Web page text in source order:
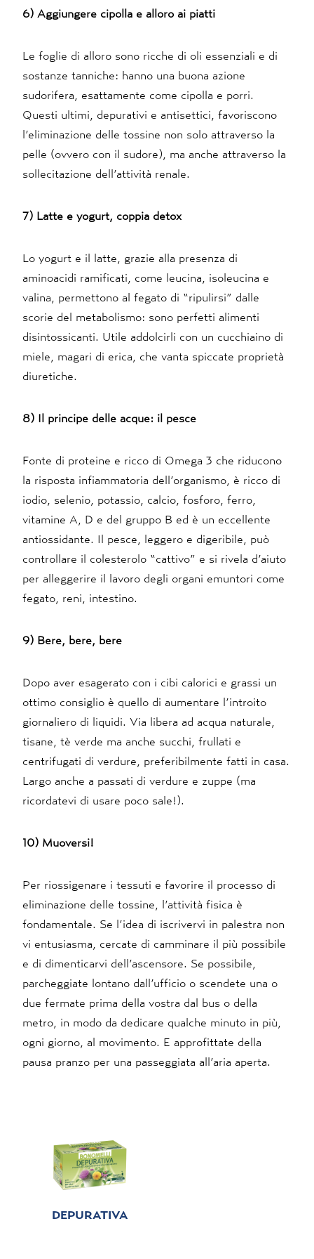
6) Aggiungere cipolla e alloro ai piatti
Le foglie di alloro sono ricche di oli essenziali e di
sostanze tanniche: hanno una buona azione
sudorifera, esattamente come cipolla e porri.
Questi ultimi, depurativi e antisettici, favoriscono
l’eliminazione delle tossine non solo attraverso la
pelle (ovvero con il sudore), ma anche attraverso la
sollecitazione dell’attività renale.
7) Latte e yogurt, coppia detox
Lo yogurt e il latte, grazie alla presenza di
aminoacidi ramificati, come leucina, isoleucina e
valina, permettono al fegato di “ripulirsi” dalle
scorie del metabolismo: sono perfetti alimenti
disintossicanti. Utile addolcirli con un cucchiaino di
miele, magari di erica, che vanta spiccate proprietà
diuretiche.
8) Il principe delle acque: il pesce
Fonte di proteine e ricco di Omega 3 che riducono
la risposta infiammatoria dell’organismo, è ricco di
iodio, selenio, potassio, calcio, fosforo, ferro,
vitamine A, D e del gruppo B ed è un eccellente
antiossidante. Il pesce, leggero e digeribile, può
controllare il colesterolo “cattivo” e si rivela d’aiuto
per alleggerire il lavoro degli organi emuntori come
fegato, reni, intestino.
9) Bere, bere, bere
Dopo aver esagerato con i cibi calorici e grassi un
ottimo consiglio è quello di aumentare l’introito
giornaliero di liquidi. Via libera ad acqua naturale,
tisane, tè verde ma anche succhi, frullati e
centrifugati di verdure, preferibilmente fatti in casa.
Largo anche a passati di verdure e zuppe (ma
ricordatevi di usare poco sale!).
10) Muoversi!
Per riossigenare i tessuti e favorire il processo di
eliminazione delle tossine, l’attività fisica è
fondamentale. Se l’idea di iscrivervi in palestra non
vi entusiasma, cercate di camminare il più possibile
e di dimenticarvi dell’ascensore. Se possibile,
parcheggiate lontano dall’ufficio o scendete una o
due fermate prima della vostra dal bus o della
metro, in modo da dedicare qualche minuto in più,
ogni giorno, al movimento. E approfittate della
pausa pranzo per una passeggiata all’aria aperta.
DEPURATIVA